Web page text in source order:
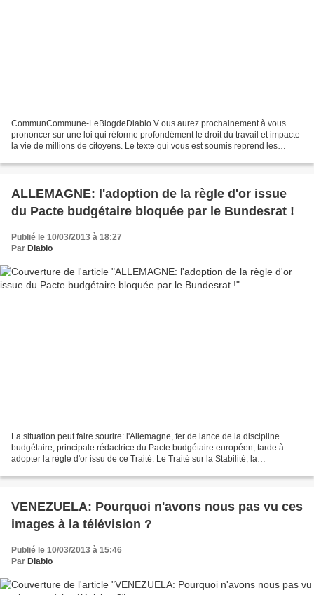
CommunCommune-LeBlogdeDiablo V ous aurez prochainement à vous
prononcer sur une loi qui réforme profondément le droit du travail et impacte
la vie de millions de citoyens. Le texte qui vous est soumis reprend les
ALLEMAGNE: l'adoption de la règle d'or issue
du Pacte budgétaire bloquée par le Bundesrat !
Publié le 10/03/2013 à 18:27
Par Diablo
La situation peut faire sourire: l'Allemagne, fer de lance de la discipline
budgétaire, principale rédactrice du Pacte budgétaire européen, tarde à
adopter la règle d'or issu de ce Traité. Le Traité sur la Stabilité, la
VENEZUELA: Pourquoi n'avons nous pas vu ces
images à la télévision ?
Publié le 10/03/2013 à 15:46
Par Diablo